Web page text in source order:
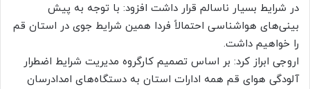
در شرایط بسیار ناسالم قرار داشت افزود: با توجه به پیش
بینی‌های هواشناسی احتمالاً فردا همین شرایط جوی در استان قم
را خواهیم داشت.
اروجی ابراز کرد: بر اساس تصمیم کارگروه مدیریت شرایط اضطرار
آلودگی هوای قم همه ادارات استان به دستگاه‌های امدادرسان